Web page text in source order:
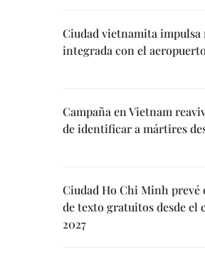
Ciudad vietnamita impulsa
integrada con el
Campaña en Vietnam
de identificar a mártires
Ciudad Ho Chi Minh
de texto gratuitos desde el
2027